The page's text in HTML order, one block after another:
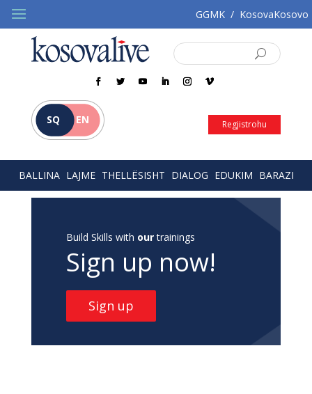
GGMK / KosovaKosovo
SQ EN Regjistrohu
BALLINA LAJME THELLËSISHT DIALOG EDUKIM BARAZI
Build Skills with ourtrainings
Sign up now!
Sign up